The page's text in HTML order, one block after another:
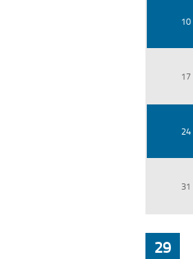
10
17
24
31
29